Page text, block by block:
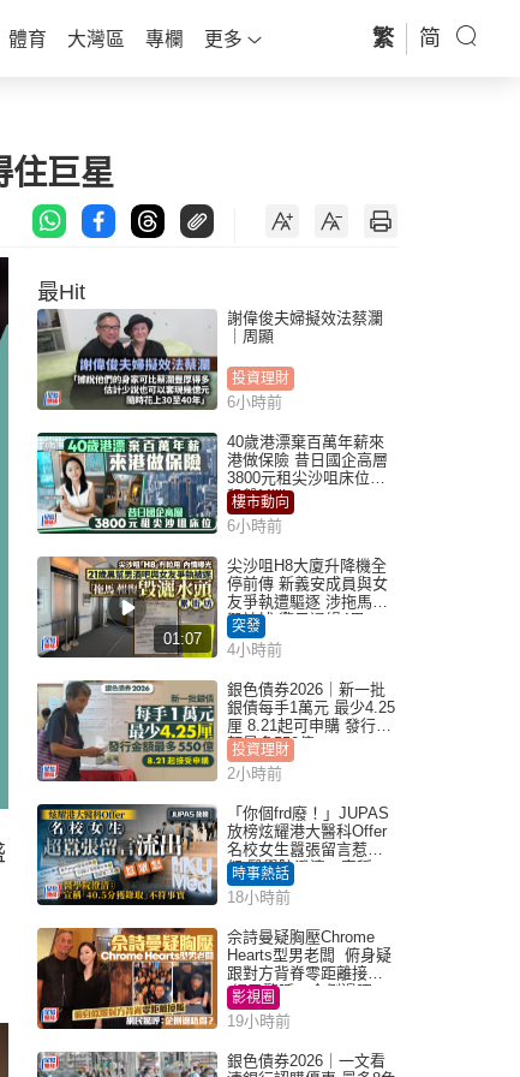
體育 大灣區 專欄 更多 繁 简
住巨星
最Hit
謝偉俊夫婦擬效法蔡瀾
｜周顯
投資理財
6小時前
40歲港漂棄百萬年薪來
港做保險 昔日國企高層
3800元租尖沙咀床位｜
租盤Million
樓市動向
6小時前
01:07
尖沙咀H8大廈升降機全
停前傳 新義安成員與女
友爭執遭驅逐 涉拖馬刑
毀被捕 警另通緝4男
突發
4小時前
銀色債券2026｜新一批
銀債每手1萬元 最少4.25
厘 8.21起可申購 發行金
額最多550億
投資理財
2小時前
「你個frd廢！」JUPAS
放榜炫耀港大醫科Offer
名校女生囂張留言惹眾
怒 醫學院澄清：宣稱
「40.5分獲錄取」不符事
實｜Juicy叮
時事熱話
18小時前
佘詩曼疑胸壓Chrome
Hearts型男老闆 俯身疑
跟對方背脊零距離接觸
網民驚呼：企側邊唔
得？
影視圈
19小時前
銀色債券2026｜一文看